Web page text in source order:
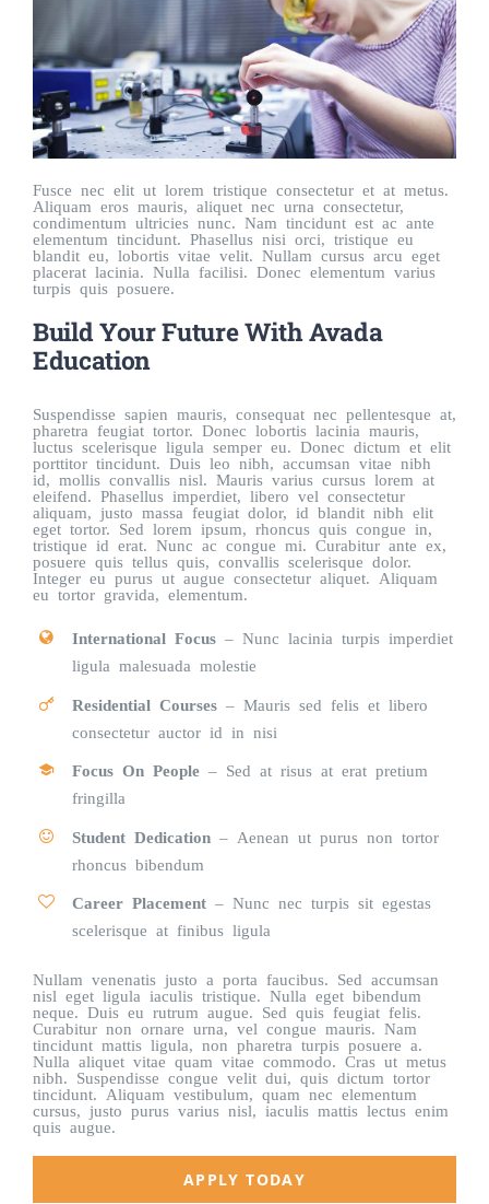
Fusce nec elit ut lorem tristique consectetur et at metus.
Aliquam eros mauris, aliquet nec urna consectetur,
condimentum ultricies nunc. Nam tincidunt est ac ante
elementum tincidunt. Phasellus nisi orci, tristique eu
blandit eu, lobortis vitae velit. Nullam cursus arcu eget
placerat lacinia. Nulla facilisi. Donec elementum varius
turpis quis posuere.
Build Your Future With Avada
Education
Suspendisse sapien mauris, consequat nec pellentesque at,
pharetra feugiat tortor. Donec lobortis lacinia mauris,
luctus scelerisque ligula semper eu. Donec dictum et elit
porttitor tincidunt. Duis leo nibh, accumsan vitae nibh
id, mollis convallis nisl. Mauris varius cursus lorem at
eleifend. Phasellus imperdiet, libero vel consectetur
aliquam, justo massa feugiat dolor, id blandit nibh elit
eget tortor. Sed lorem ipsum, rhoncus quis congue in,
tristique id erat. Nunc ac congue mi. Curabitur ante ex,
posuere quis tellus quis, convallis scelerisque dolor.
Integer eu purus ut augue consectetur aliquet. Aliquam
eu tortor gravida, elementum.
International Focus – Nunc lacinia turpis imperdiet
ligula malesuada molestie
Residential Courses – Mauris sed felis et libero
consectetur auctor id in nisi
Focus On People – Sed at risus at erat pretium
fringilla
Student Dedication – Aenean ut purus non tortor
rhoncus bibendum
Career Placement – Nunc nec turpis sit egestas
scelerisque at finibus ligula
Nullam venenatis justo a porta faucibus. Sed accumsan
nisl eget ligula iaculis tristique. Nulla eget bibendum
neque. Duis eu rutrum augue. Sed quis feugiat felis.
Curabitur non ornare urna, vel congue mauris. Nam
tincidunt mattis ligula, non pharetra turpis posuere a.
Nulla aliquet vitae quam vitae commodo. Cras ut metus
nibh. Suspendisse congue velit dui, quis dictum tortor
tincidunt. Aliquam vestibulum, quam nec elementum
cursus, justo purus varius nisl, iaculis mattis lectus enim
quis augue.
APPLY TODAY